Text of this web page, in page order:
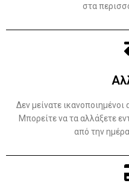
στα
Δεν μείνατε
Μπορείτε να τα αλλάξετε
από την